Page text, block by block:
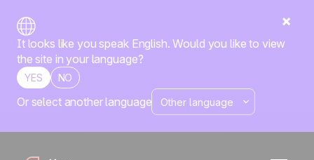
It looks like you speak English. Would you like to view
the site in your language?
YES NO
Or select another language
Halloween-E-Mail-